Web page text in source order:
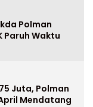
Polman
Paruh Waktu
Juta, Polman
Mendatang